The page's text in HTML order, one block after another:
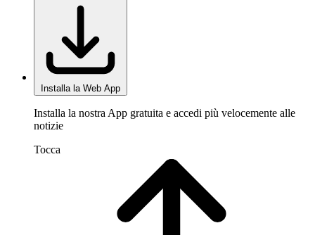
Installa la Web App
Installa la nostra App gratuita e accedi più velocemente alle
notizie
Tocca